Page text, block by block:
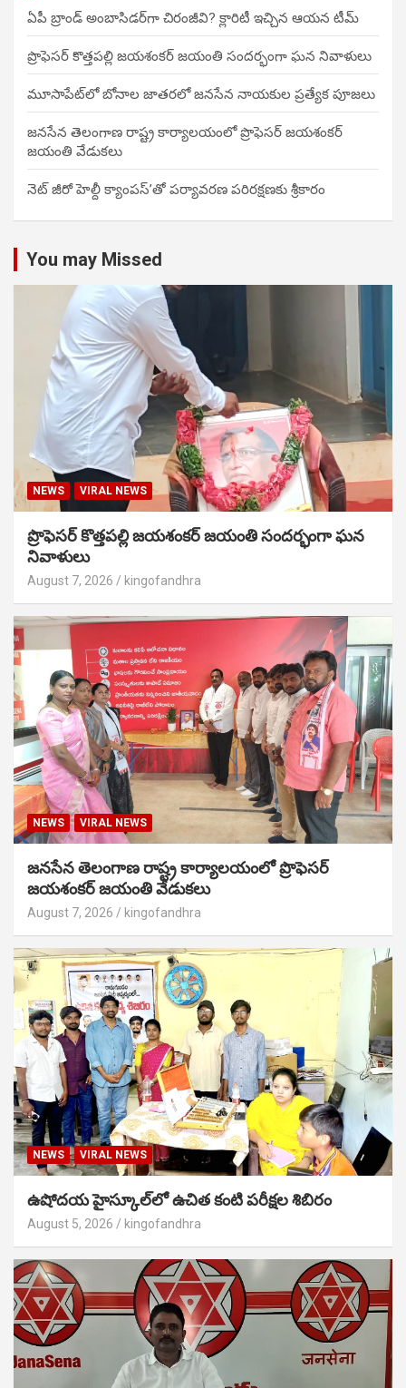
ఏపీ బ్రాండ్ అంబాసిడర్‌గా చిరంజీవి? క్లారిటీ ఇచ్చిన ఆయన టీమ్
ప్రొఫెసర్ కొత్తపల్లి జయశంకర్ జయంతి సందర్భంగా ఘన నివాళులు
మూసాపేట్‌లో బోనాల జాతరలో జనసేన నాయకుల ప్రత్యేక పూజలు
జనసేన తెలంగాణ రాష్ట్ర కార్యాలయంలో ప్రొఫెసర్ జయశంకర్
జయంతి వేడుకలు
నెట్ జీరో హెల్దీ క్యాంపస్’తో పర్యావరణ పరిరక్షణకు శ్రీకారం
You may Missed
NEWS VIRAL NEWS
ప్రొఫెసర్ కొత్తపల్లి జయశంకర్ జయంతి సందర్భంగా ఘన
నివాళులు
August 7, 2026 kingofandhra
NEWS VIRAL NEWS
జనసేన తెలంగాణ రాష్ట్ర కార్యాలయంలో ప్రొఫెసర్
జయశంకర్ జయంతి వేడుకలు
August 7, 2026 kingofandhra
NEWS VIRAL NEWS
ఉషోదయ హైస్కూల్‌లో ఉచిత కంటి పరీక్షల శిబిరం
August 5, 2026 kingofandhra